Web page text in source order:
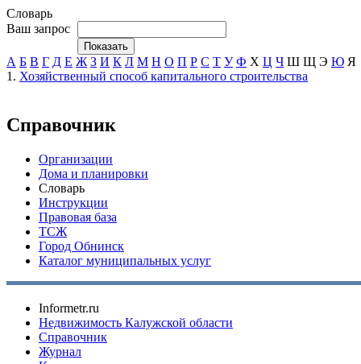
Словарь
Ваш запрос
А Б В Г Д Е Ж З И К Л М Н О П Р С Т У Ф Х Ц Ч Ш Щ Э Ю Я
1. Хозяйственный способ капитального строительства
Справочник
Организации
Дома и планировки
Словарь
Инструкции
Правовая база
ТСЖ
Город Обнинск
Каталог муниципальных услуг
Informetr.ru
Недвижимость Калужской области
Справочник
Журнал